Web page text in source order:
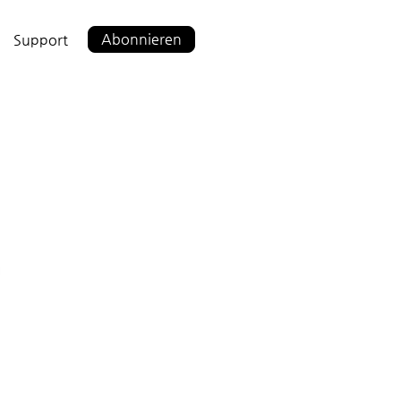
Support Abonnieren